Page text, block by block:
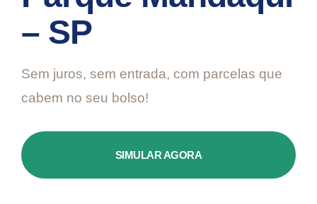
– SP
Sem juros, sem entrada, com parcelas que
cabem no seu bolso!
SIMULAR AGORA